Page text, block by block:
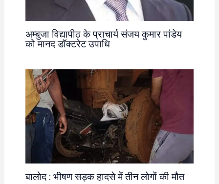
अम्बुजा विद्यापीठ के प्राचार्य संजय कुमार पांडेय
को मानद डॉक्टरेट उपाधि
बालोद : भीषण सड़क हादसे में तीन लोगों की मौत